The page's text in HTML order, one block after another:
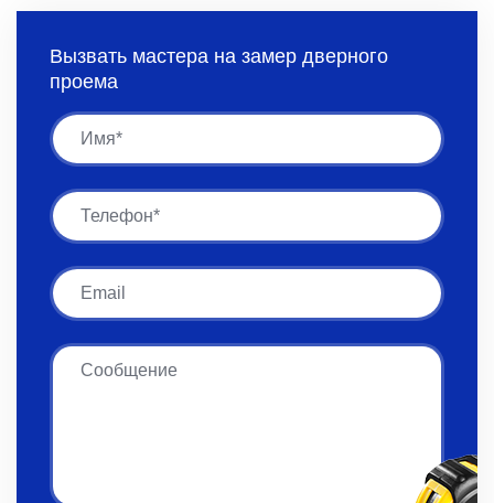
Вызвать мастера на замер дверного
проема
Имя
Имя
Email
Сообщение